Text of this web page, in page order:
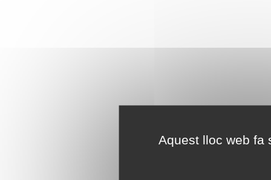
Aquest lloc web fa